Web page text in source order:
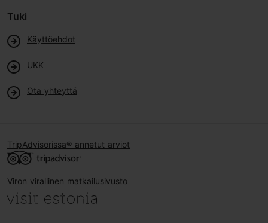
Tuki
Käyttöehdot
UKK
Ota yhteyttä
TripAdvisorissa® annetut arviot
Viron virallinen matkailusivusto